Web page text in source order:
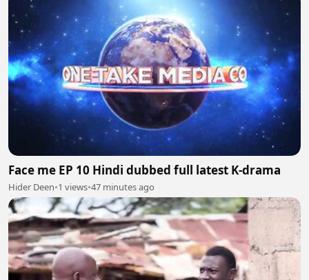
Face me EP 10 Hindi dubbed full latest K-drama
Hider Deen•1 views•47 minutes ago